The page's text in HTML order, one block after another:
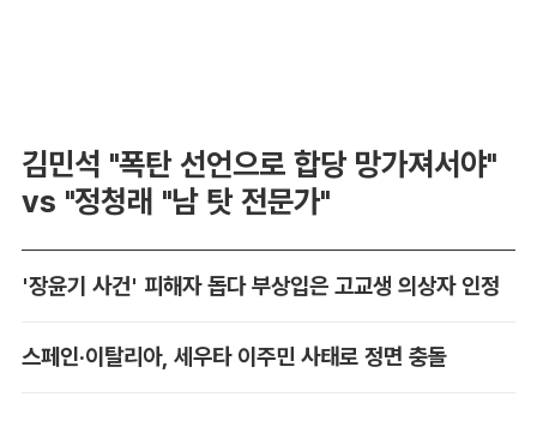
김민석 "폭탄 선언으로 합당 망가져서야"
vs "정청래 "남 탓 전문가"
'장윤기 사건' 피해자 돕다 부상입은 고교생 의상자 인정
스페인·이탈리아, 세우타 이주민 사태로 정면 충돌